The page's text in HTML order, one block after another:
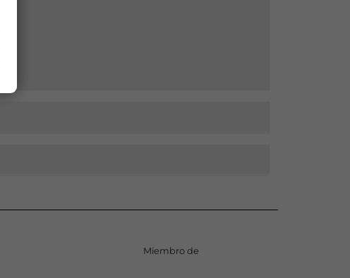
Miembro de